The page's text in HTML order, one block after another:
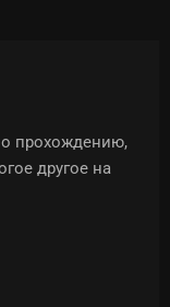
прохождению,
другое на